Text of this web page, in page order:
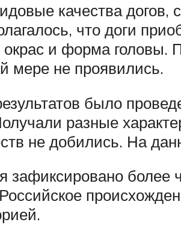
качества догов,
что доги
окрас и форма
мере не проявились.
было
разные
не добились. На
зафиксировано более